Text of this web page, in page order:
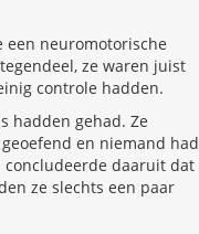
neuromotorische
ze waren juist
controle hadden.
hadden gehad. Ze
en niemand had
concludeerde daaruit dat
ze slechts een paar